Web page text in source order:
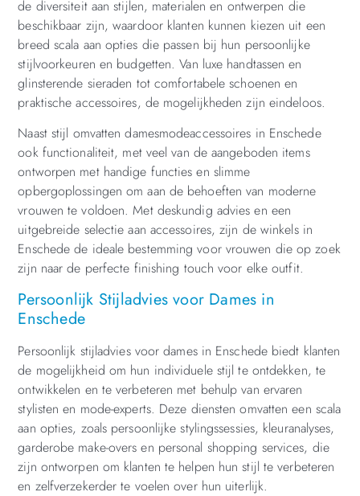
de diversiteit aan stijlen, materialen en ontwerpen die
beschikbaar zijn, waardoor klanten kunnen kiezen uit een
breed scala aan opties die passen bij hun persoonlijke
stijlvoorkeuren en budgetten. Van luxe handtassen en
glinsterende sieraden tot comfortabele schoenen en
praktische accessoires, de mogelijkheden zijn eindeloos.
Naast stijl omvatten damesmodeaccessoires in Enschede
ook functionaliteit, met veel van de aangeboden items
ontworpen met handige functies en slimme
opbergoplossingen om aan de behoeften van moderne
vrouwen te voldoen. Met deskundig advies en een
uitgebreide selectie aan accessoires, zijn de winkels in
Enschede de ideale bestemming voor vrouwen die op zoek
zijn naar de perfecte finishing touch voor elke outfit.
Persoonlijk Stijladvies voor Dames in
Enschede
Persoonlijk stijladvies voor dames in Enschede biedt klanten
de mogelijkheid om hun individuele stijl te ontdekken, te
ontwikkelen en te verbeteren met behulp van ervaren
stylisten en mode-experts. Deze diensten omvatten een scala
aan opties, zoals persoonlijke stylingssessies, kleuranalyses,
garderobe make-overs en personal shopping services, die
zijn ontworpen om klanten te helpen hun stijl te verbeteren
en zelfverzekerder te voelen over hun uiterlijk.